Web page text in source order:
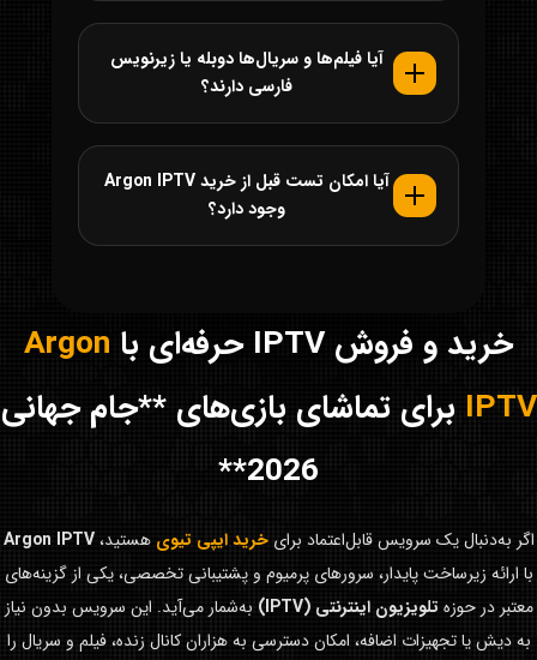
آیا فیلم‌ها و سریال‌ها دوبله یا زیرنویس
فارسی دارند؟
آیا امکان تست قبل از خرید Argon IPTV
وجود دارد؟
خرید و فروش IPTV حرفه‌ای با
Argon
IPTV برای تماشای بازی‌های **جام جهانی
2026**
اگر به‌دنبال یک سرویس قابل‌اعتماد برایخرید ایپی تیوی هستید،Argon IPTV
با ارائه زیرساخت پایدار، سرورهای پرمیوم و پشتیبانی تخصصی، یکی از گزینه‌های
معتبر در حوزه تلویزیون اینترنتی (IPTV)
به‌شمار می‌آید. این سرویس بدون نیاز
به دیش یا تجهیزات اضافه، امکان دسترسی به هزاران کانال زنده، فیلم و سریال را